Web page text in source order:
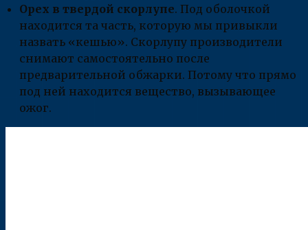
Орех в твердой скорлупе. Под оболочкой
находится та часть, которую мы привыкли
назвать «кешью». Скорлупу производители
снимают самостоятельно после
предварительной обжарки. Потому что прямо
под ней находится вещество, вызывающее
ожог.